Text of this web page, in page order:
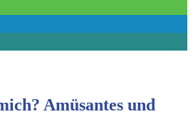
Amüsantes und